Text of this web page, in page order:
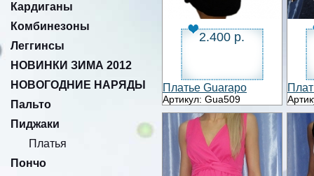
Кардиганы
Комбинезоны
Леггинсы
НОВИНКИ ЗИМА 2012
НОВОГОДНИЕ НАРЯДЫ
Пальто
Пиджаки
Платья
Пончо
2.400 р.
Платье Guarapo
Артикул: Gua509